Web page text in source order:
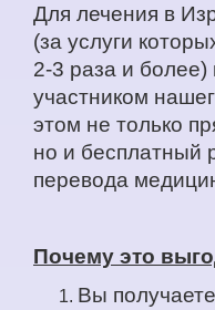
Для лечения в
(за услуги
2-3 раза и
участником
этом не только
но и бесплатный
перевода
Почему это
Вы